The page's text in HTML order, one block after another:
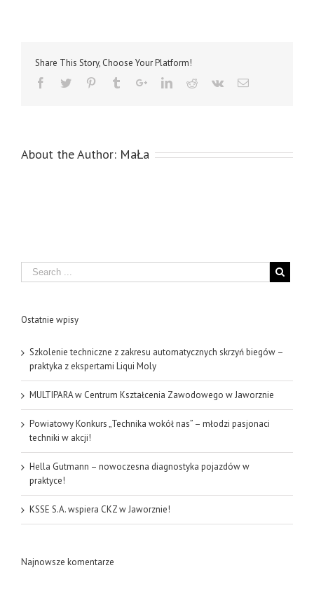
Share This Story, Choose Your Platform!
About the Author: MaŁa
Search
Ostatnie wpisy
Szkolenie techniczne z zakresu automatycznych skrzyń biegów –
praktyka z ekspertami Liqui Moly
MULTIPARA w Centrum Kształcenia Zawodowego w Jaworznie
Powiatowy Konkurs „Technika wokół nas” – młodzi pasjonaci
techniki w akcji!
Hella Gutmann – nowoczesna diagnostyka pojazdów w
praktyce!
KSSE S.A. wspiera CKZ w Jaworznie!
Najnowsze komentarze